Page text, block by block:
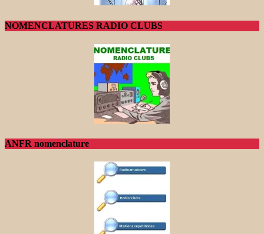
NOMENCLATURES RADIO CLUBS
ANFR nomenclature